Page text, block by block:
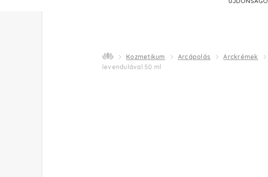
Kozmetikum Arcápolás Arckrémek
levendulával 50 ml